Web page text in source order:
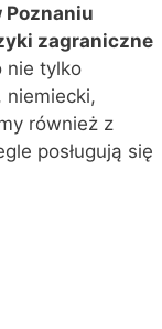
Poznaniu
zagraniczne
nie tylko
niemiecki,
również z
posługują się